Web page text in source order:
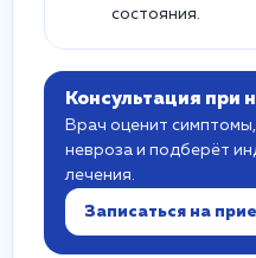
состояния.
Консультация при
Врач оценит
невроза и подберёт
лечения.
Записаться на